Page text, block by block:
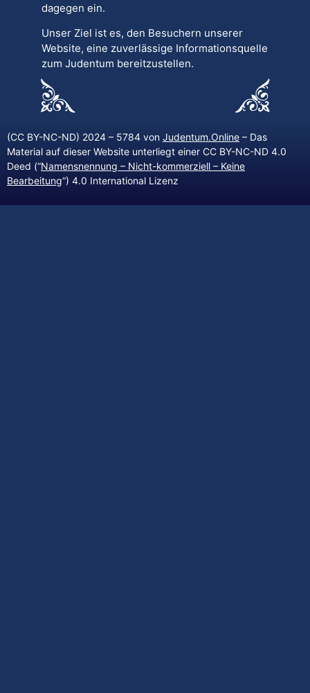
dagegen ein.
Unser Ziel ist es, den Besuchern unserer
Website, eine zuverlässige Informationsquelle
zum Judentum bereitzustellen.
(CC BY-NC-ND) 2024 – 5784 von Judentum.Online – Das
Material auf dieser Website unterliegt einer CC BY-NC-ND 4.0
Deed (“Namensnennung – Nicht-kommerziell – Keine
Bearbeitung“) 4.0 International Lizenz